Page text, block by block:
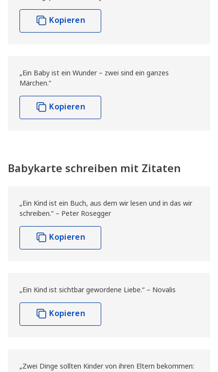
Kopieren
„Ein Baby ist ein Wunder – zwei sind ein ganzes
Märchen.“
Kopieren
Babykarte schreiben mit Zitaten
„Ein Kind ist ein Buch, aus dem wir lesen und in das wir
schreiben.“ – Peter Rosegger
Kopieren
„Ein Kind ist sichtbar gewordene Liebe.“ – Novalis
Kopieren
„Zwei Dinge sollten Kinder von ihren Eltern bekommen: